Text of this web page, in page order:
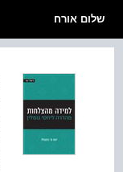
שלום אורח